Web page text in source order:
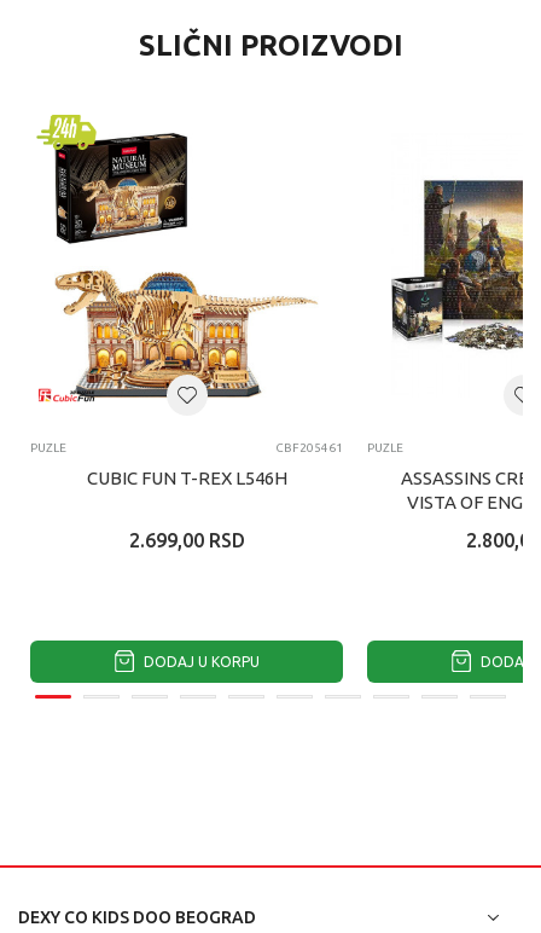
SLIČNI PROIZVODI
PUZLE CBF205461
CUBIC FUN T-REX L546H
2.699,00 RSD
DODAJ U KORPU
PUZLE
ASSASSINS
VISTA OF
2.800,00
DODAJ
DEXY CO KIDS DOO BEOGRAD